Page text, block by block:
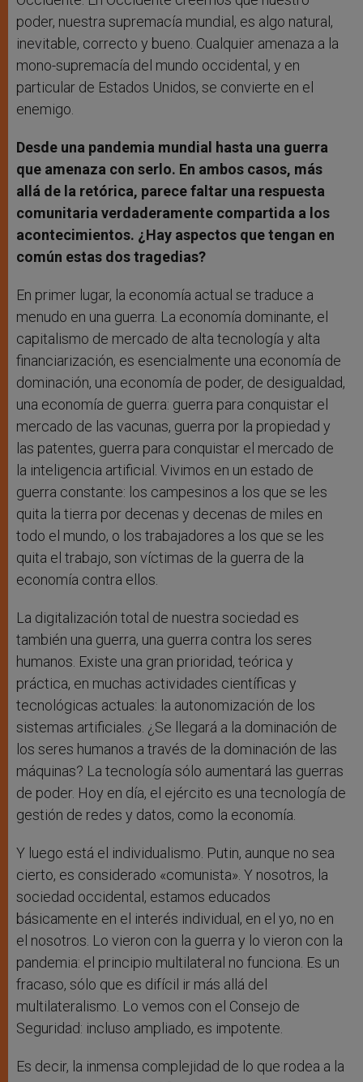
poder, nuestra supremacía mundial, es algo natural,
inevitable, correcto y bueno. Cualquier amenaza a la
mono-supremacía del mundo occidental, y en
particular de Estados Unidos, se convierte en el
enemigo.
Desde una pandemia mundial hasta una guerra
que amenaza con serlo. En ambos casos, más
allá de la retórica, parece faltar una respuesta
comunitaria verdaderamente compartida a los
acontecimientos. ¿Hay aspectos que tengan en
común estas dos tragedias?
En primer lugar, la economía actual se traduce a
menudo en una guerra. La economía dominante, el
capitalismo de mercado de alta tecnología y alta
financiarización, es esencialmente una economía de
dominación, una economía de poder, de desigualdad,
una economía de guerra: guerra para conquistar el
mercado de las vacunas, guerra por la propiedad y
las patentes, guerra para conquistar el mercado de
la inteligencia artificial. Vivimos en un estado de
guerra constante: los campesinos a los que se les
quita la tierra por decenas y decenas de miles en
todo el mundo, o los trabajadores a los que se les
quita el trabajo, son víctimas de la guerra de la
economía contra ellos.
La digitalización total de nuestra sociedad es
también una guerra, una guerra contra los seres
humanos. Existe una gran prioridad, teórica y
práctica, en muchas actividades científicas y
tecnológicas actuales: la autonomización de los
sistemas artificiales. ¿Se llegará a la dominación de
los seres humanos a través de la dominación de las
máquinas? La tecnología sólo aumentará las guerras
de poder. Hoy en día, el ejército es una tecnología de
gestión de redes y datos, como la economía.
Y luego está el individualismo. Putin, aunque no sea
cierto, es considerado «comunista». Y nosotros, la
sociedad occidental, estamos educados
básicamente en el interés individual, en el yo, no en
el nosotros. Lo vieron con la guerra y lo vieron con la
pandemia: el principio multilateral no funciona. Es un
fracaso, sólo que es difícil ir más allá del
multilateralismo. Lo vemos con el Consejo de
Seguridad: incluso ampliado, es impotente.
Es decir, la inmensa complejidad de lo que rodea a la